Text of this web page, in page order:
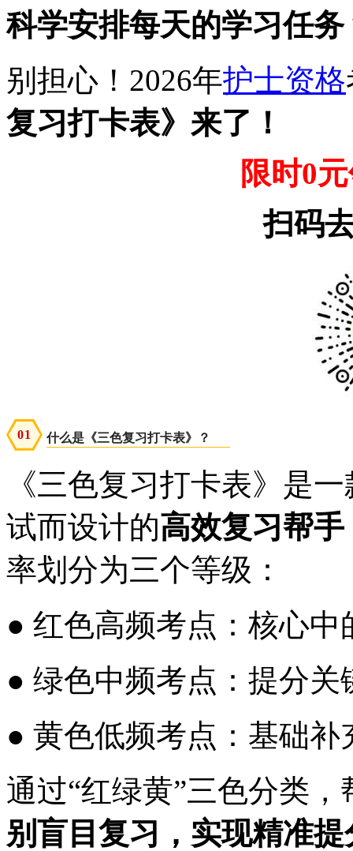
科学安排每天的学习任务
别担心！2026年护士资格
复习打卡表》来了！
限时0
扫码
01 什么是《三色复习打卡表》？
《三色复习打卡表》是
试而设计的高效复习帮手
率划分为三个等级：
● 红色高频考点：核心
● 绿色中频考点：提分关
● 黄色低频考点：基础补
通过“红绿黄”三色分类
别盲目复习，实现精准提